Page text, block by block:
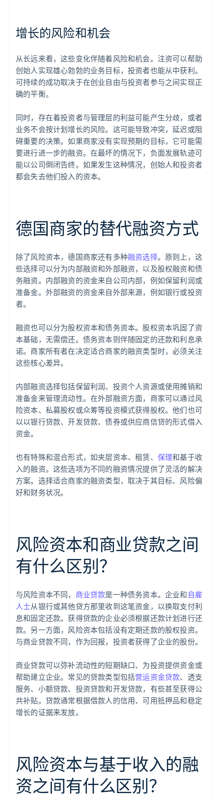
增长的风险和机会
从长远来看，这些变化伴随着风险和机会。注资可以帮助
创始人实现雄心勃勃的业务目标，投资者也能从中获利。
可持续的成功取决于在创业自由与投资者参与之间实现正
确的平衡。
同时，存在着投资者与管理层的利益可能产生分歧，或者
业务不会按计划增长的风险。这可能导致冲突，延迟或阻
碍重要的决策。如果商家没有实现预期的目标，它可能需
要进行进一步的融资。在最坏的情况下，负面发展轨迹可
能以公司倒闭告终。如果发生这种情况，创始人和投资者
都会失去他们投入的资本。
德国商家的替代融资方式
除了风险资本，德国商家还有多种融资选择。原则上，这
些选择可以分为内部融资和外部融资，以及股权融资和债
务融资。内部融资的资金来自公司内部，例如保留利润或
准备金。外部融资的资金来自外部来源，例如银行或投资
者。
融资也可以分为股权资本和债务资本。股权资本巩固了资
本基础，无需偿还。债务资本则伴随固定的还款和利息承
诺。商家所有者在决定适合商家的融资类型时，必须关注
这些核心差异。
内部融资选择包括保留利润、投资个人资源或使用摊销和
准备金来管理流动性。在外部融资方面，商家可以通过风
险资本、私募股权或众筹等投资模式获得股权。他们也可
以以银行贷款、开发贷款、债券或供应商信贷的形式借入
资金。
也有特殊和混合形式，如夹层资本、租赁、 保理和基于收
入的融资。这些选项为不同的融资情况提供了灵活的解决
方案。选择适合商家的融资类型，取决于其目标、风险偏
好和财务状况。
风险资本和商业贷款之间
有什么区别？
与风险资本不同， 商业贷款是一种债务资本。企业和 自雇
人士从银行或其他贷方那里收到这笔资金，以换取支付利
息和固定还款。获得贷款的企业必须根据还款计划进行还
款。另一方面，风险资本包括没有定期还款的股权投资。
与商业贷款不同，作为回报，投资者获得了企业的股份。
商业贷款可以弥补流动性的短期缺口、为投资提供资金或
帮助建立企业。常见的贷款类型包括营运资金贷款、透支
服务、小额贷款、投资贷款和开发贷款，有些甚至获得公
共补贴。贷款通常根据借款人的信用、可用抵押品和稳定
增长的证据来发放。
风险资本与基于收入的融
资之间有什么区别？